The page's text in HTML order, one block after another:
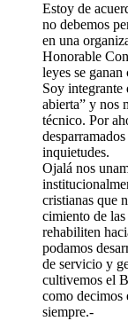
Estoy de
no debemos
en una
Honorable
leyes se ganan
Soy integrante
abierta” y nos
técnico. Por
inquietudes.
Ojalá nos
cristianas que
cimiento de
rehabiliten
podamos
de servicio y
cultivemos el
como decimos
siempre.-